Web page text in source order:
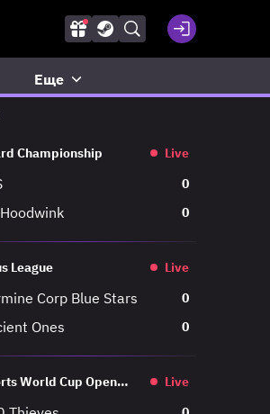
Еще
Championship Live
0
0
League Live
Corp Blue Stars 0
Ones 0
World Cup Open
Live